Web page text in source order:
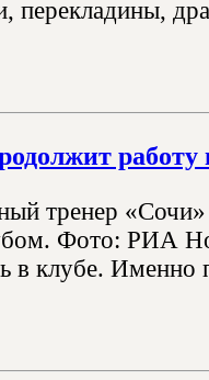
перекладины,
работу
тренер
Фото: РИА
в клубе.